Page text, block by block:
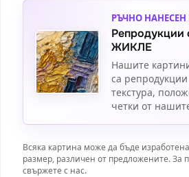
РЪЧНО
Репродукции
ЖИКЛЕ
Нашите
са
текстура,
четки от
Всяка картина може да бъде
размер, различен от предложените. За
свържете с нас.